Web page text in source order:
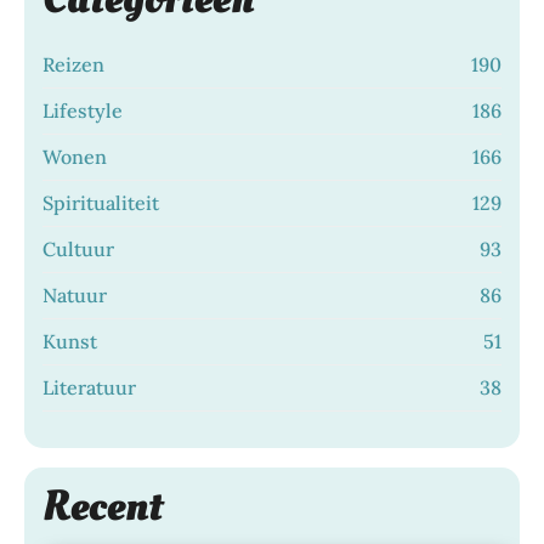
Reizen
190
Lifestyle
186
Wonen
166
Spiritualiteit
129
Cultuur
93
Natuur
86
Kunst
51
Literatuur
38
Recent
de juiste shampoo
Dagje Rotterdam: zo beleef je de stad